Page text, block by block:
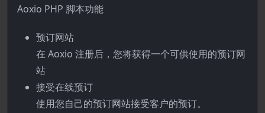
Aoxio PHP 脚本功能
预订网站
在 Aoxio 注册后，您将获得一个可供使用的预订网
站
接受在线预订
使用您自己的预订网站接受客户的预订。